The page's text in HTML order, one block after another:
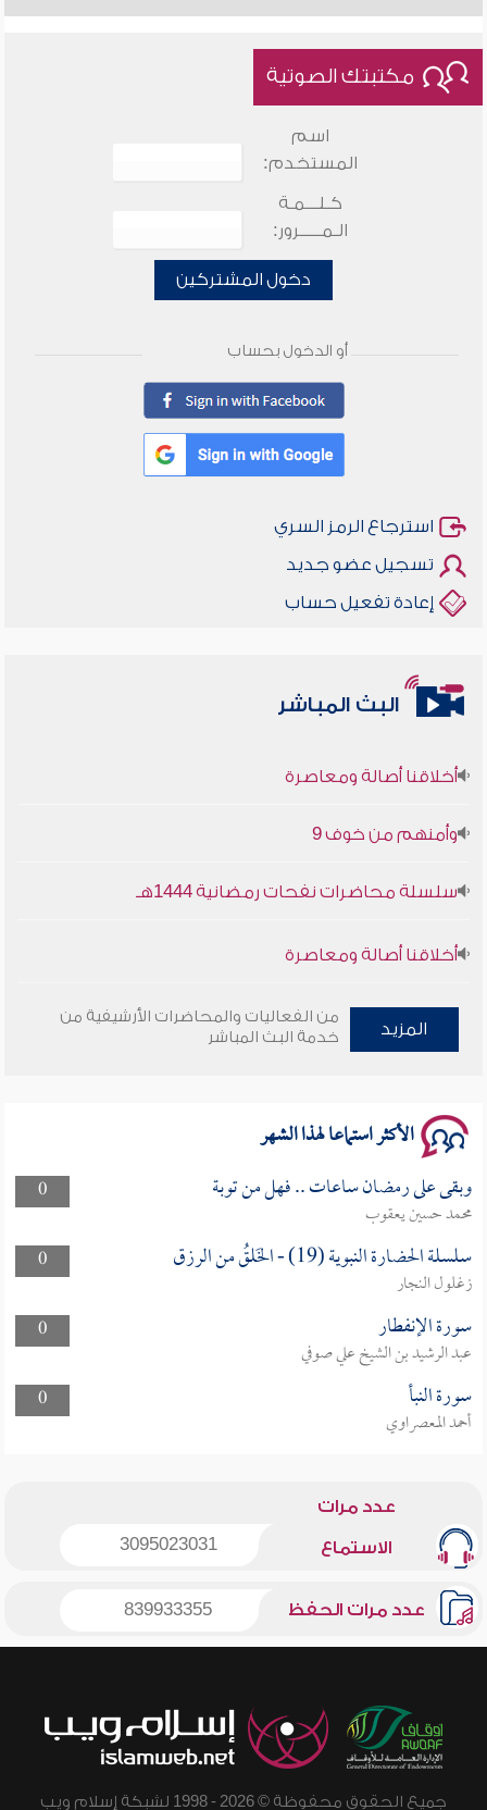
مكتبتك الصوتية
اسم
المستخدم:
كـلـــمـة
الـمـــــرور:
دخول المشتركين
أو الدخول بحساب
استرجاع الرمز السري
تسجيل عضو جديد
إعادة تفعيل حساب
البث المباشر
سلسلة محاضرات نفحات رمضانية 1444هـ
المزيد
من الفعاليات والمحاضرات الأرشيفية من
خدمة البث المباشر
الأكثر استماعا لهذا الشهر
0 وبقى على رمضان ساعات .. فهل من توبة
محمد حسين يعقوب
0
سلسلة الحضارة النبوية (19) - الخَلقُ من الرزق
زغلول النجار
0
سورة الإنفطار
عبد الرشيد بن الشيخ علي صوفي
0
سورة النبأ
أحمد المعصراوي
عدد مرات
الاستماع 3095023031
عدد مرات الحفظ 839933355
جميع الحقوق محفوظة © 2026 - 1998 لشبكة إسلام ويب